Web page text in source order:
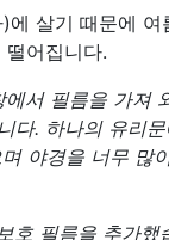
에 살기 때문에
어집니다.
서 필름을 가져
다. 하나의 유리
야경을 너무 많
호 필름을 추가했